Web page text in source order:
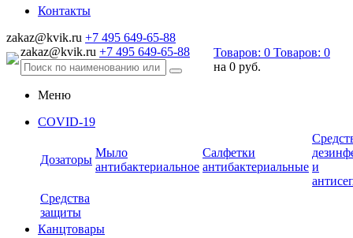
Контакты
zakaz@kvik.ru +7 495 649-65-88
zakaz@kvik.ru +7 495 649-65-88 Товаров: 0 Товаров: 0
на 0 руб.
Меню
COVID-19
Дозаторы
Мыло
антибактериальное
Салфетки
антибактериальные и
Средства
защиты
Канцтовары